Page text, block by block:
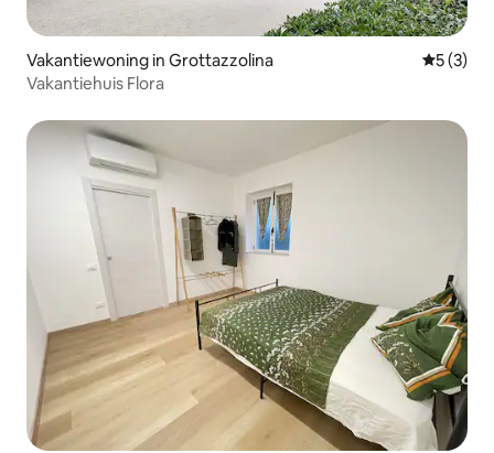
Vakantiewoning in Grottazzolina
5 (3)
Vakantiehuis Flora